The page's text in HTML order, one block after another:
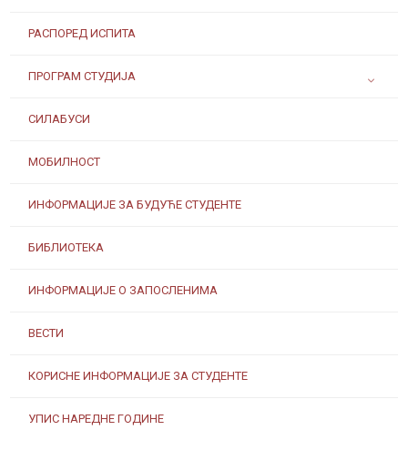
РАСПОРЕД ИСПИТА
ПРОГРАМ СТУДИЈА
СИЛАБУСИ
МОБИЛНОСТ
ИНФОРМАЦИЈЕ ЗА БУДУЋЕ СТУДЕНТЕ
БИБЛИОТЕКА
ИНФОРМАЦИЈЕ О ЗАПОСЛЕНИМА
ВЕСТИ
КОРИСНЕ ИНФОРМАЦИЈЕ ЗА СТУДЕНТЕ
УПИС НАРЕДНЕ ГОДИНЕ